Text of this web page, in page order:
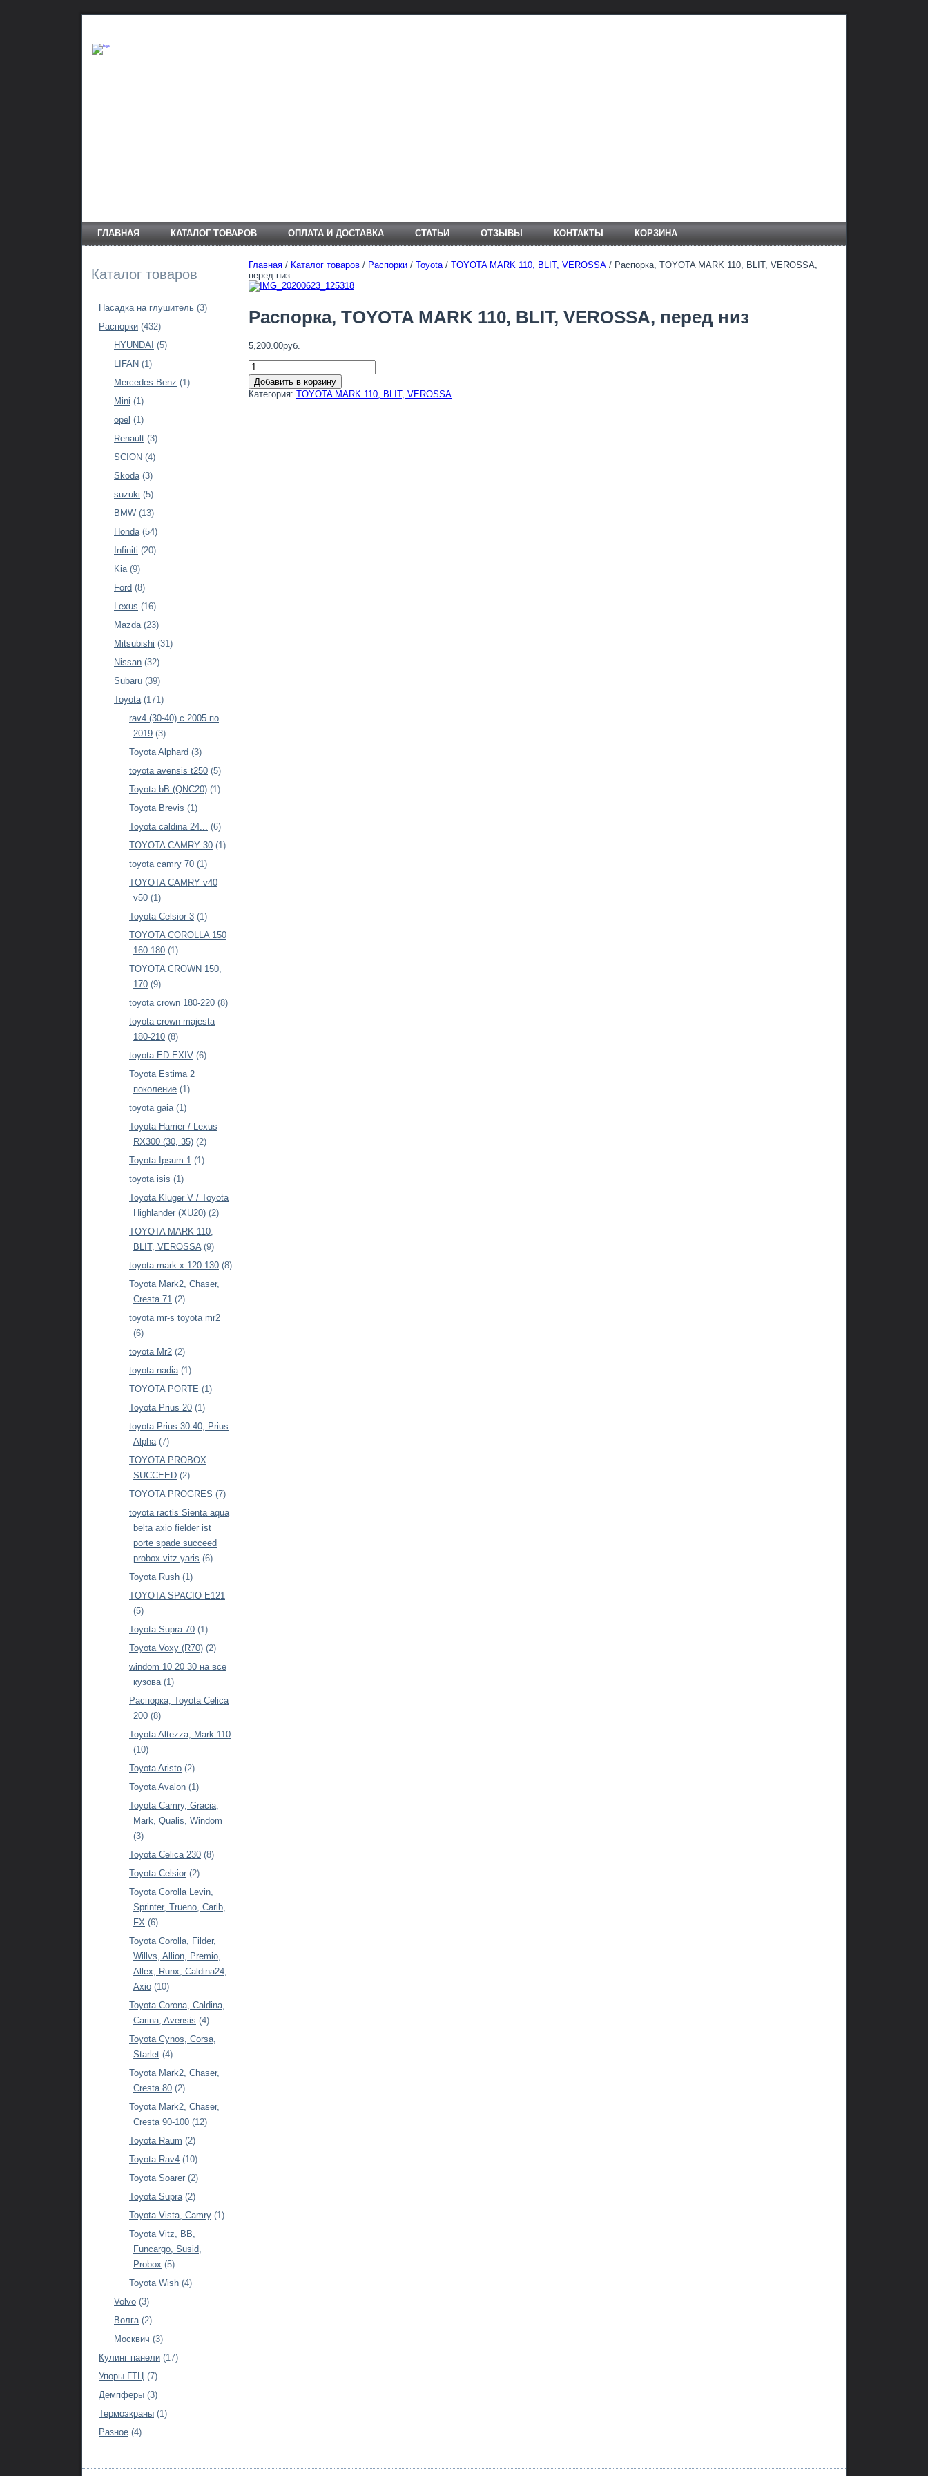
ГЛАВНАЯ КАТАЛОГ ТОВАРОВ ОПЛАТА И ДОСТАВКА СТАТЬИ ОТЗЫВЫ КОНТАКТЫ КОРЗИНА
Каталог товаров
Насадка на глушитель (3)
Распорки (432)
HYUNDAI (5)
LIFAN (1)
Mercedes-Benz (1)
Mini (1)
opel (1)
Renault (3)
SCION (4)
Skoda (3)
suzuki (5)
BMW (13)
Honda (54)
Infiniti (20)
Kia (9)
Ford (8)
Lexus (16)
Mazda (23)
Mitsubishi (31)
Nissan (32)
Subaru (39)
Toyota (171)
rav4 (30-40) c 2005 по
2019 (3)
Toyota Alphard (3)
toyota avensis t250 (5)
Toyota bB (QNC20) (1)
Toyota Brevis (1)
Toyota caldina 24... (6)
TOYOTA CAMRY 30 (1)
toyota camry 70 (1)
TOYOTA CAMRY v40
v50 (1)
Toyota Celsior 3 (1)
TOYOTA COROLLA 150
160 180 (1)
TOYOTA CROWN 150,
170 (9)
toyota crown 180-220 (8)
toyota crown majesta
180-210 (8)
toyota ED EXIV (6)
Toyota Estima 2
поколение (1)
toyota gaia (1)
Toyota Harrier / Lexus
RX300 (30, 35) (2)
Toyota Ipsum 1 (1)
toyota isis (1)
Toyota Kluger V / Toyota
Highlander (XU20) (2)
TOYOTA MARK 110,
BLIT, VEROSSA (9)
toyota mark x 120-130 (8)
Toyota Mark2, Chaser,
Cresta 71 (2)
toyota mr-s toyota mr2
(6)
toyota Mr2 (2)
toyota nadia (1)
TOYOTA PORTE (1)
Toyota Prius 20 (1)
toyota Prius 30-40, Prius
Alpha (7)
TOYOTA PROBOX
SUCCEED (2)
TOYOTA PROGRES (7)
toyota ractis Sienta aqua
belta axio fielder ist
porte spade succeed
probox vitz yaris (6)
Toyota Rush (1)
TOYOTA SPACIO E121
(5)
Toyota Supra 70 (1)
Toyota Voxy (R70) (2)
windom 10 20 30 на все
кузова (1)
Распорка, Toyota Celica
200 (8)
Toyota Altezza, Mark 110
(10)
Toyota Aristo (2)
Toyota Avalon (1)
Toyota Camry, Gracia,
Mark, Qualis, Windom
(3)
Toyota Celica 230 (8)
Toyota Celsior (2)
Toyota Corolla Levin,
Sprinter, Trueno, Carib,
FX (6)
Toyota Corolla, Filder,
Willvs, Allion, Premio,
Allex, Runx, Caldina24,
Axio (10)
Toyota Corona, Caldina,
Carina, Avensis (4)
Toyota Cynos, Corsa,
Starlet (4)
Toyota Mark2, Chaser,
Cresta 80 (2)
Toyota Mark2, Chaser,
Cresta 90-100 (12)
Toyota Raum (2)
Toyota Rav4 (10)
Toyota Soarer (2)
Toyota Supra (2)
Toyota Vista, Camry (1)
Toyota Vitz, BB,
Funcargo, Susid,
Probox (5)
Toyota Wish (4)
Volvo (3)
Волга (2)
Москвич (3)
Кулинг панели (17)
Упоры ГТЦ (7)
Демпферы (3)
Термоэкраны (1)
Разное (4)
Главная / Каталог товаров / Распорки / Toyota/ TOYOTA MARK 110, BLIT, VEROSSA / Распорка, TOYOTA MARK 110, BLIT, VEROSSA,
перед низ
Распорка, TOYOTA MARK 110, BLIT, VEROSSA, перед низ
5,200.00руб.
Добавить в корзину
Категория: TOYOTA MARK 110, BLIT, VEROSSA